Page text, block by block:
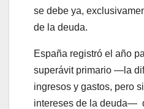
se debe ya,
de la deuda.
España registró el año
superávit primario —la
ingresos y gastos, pero
intereses de la deuda—